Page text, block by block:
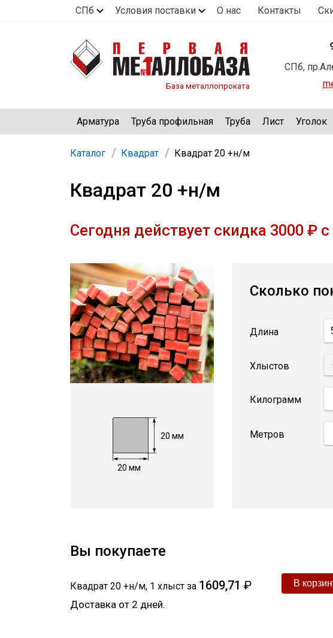
СПб Условия поставки О нас Контакты
База металлопроката
СПб,
Арматура Труба профильная Труба Лист Уголок
Каталог Квадрат Квадрат 20 +н/м
Квадрат 20 +н/м
Сегодня действует скидка 3000 ₽
20 мм
20 мм
Сколько
Длина
Хлыстов
Килограмм
Метров
Вы покупаете
Квадрат 20 +н/м, 1 хлыст за 1609,71 ₽
Доставка от 2 дней.